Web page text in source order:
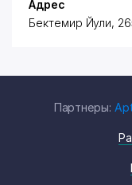
Адрес
​Бектемир Йули,
Партнеры: